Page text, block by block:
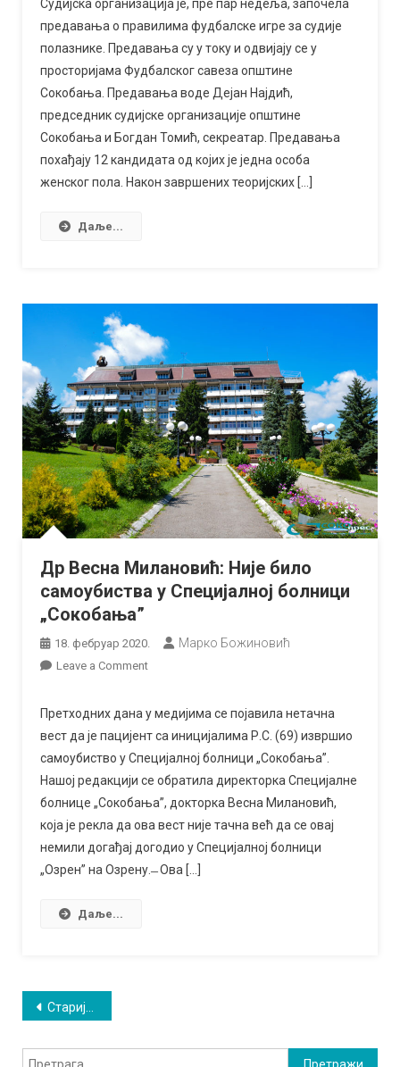
фудбалске
судије
Судијска организација је, пре пар недеља, започела
предавања о правилима фудбалске игре за судије
полазнике. Предавања су у току и одвијају се у
просторијама Фудбалског савеза општине
Сокобања. Предавања воде Дејан Најдић,
председник судијске организације општине
Сокобања и Богдан Томић, секреатар. Предавања
похађају 12 кандидата од којих је једна особа
женског пола. Након завршених теоријских […]
Даље...
Др Весна Милановић: Није било
самоубиства у Специјалној болници
„Сокобања”
18. фебруар 2020. Марко Божиновић
Leave a Commenton
било
самоубиства
у
Специјалној
болници
„Сокобања”
Претходних дана у медијима се појавила нетачна
вест да је пацијент са иницијалима Р.С. (69) извршио
самоубиство у Специјалној болници „Сокобања”.
Нашој редакцији се обратила директорка Специјалне
болнице „Сокобања”, докторка Весна Милановић,
која је рекла да ова вест није тачна већ да се овај
немили догађај догодио у Специјалној болници
„Озрен” на Озрену. ̶ Ова […]
Даље...
Кретање
чланака
Старији чланци
Претрага